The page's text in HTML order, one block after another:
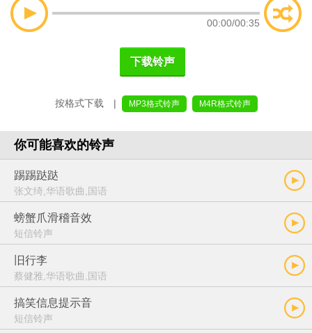
00:00/00:35
下载铃声
按格式下载 | MP3格式铃声 M4R格式铃声
你可能喜欢的铃声
踢踢跶跶
张文绮,华语歌曲,国语
螃蟹爪滑稽音效
短信铃声
旧行李
蔡健雅,华语歌曲,国语
搞笑信息提示音
短信铃声